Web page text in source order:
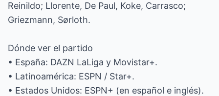
Reinildo; Llorente, De Paul, Koke, Carrasco;
Griezmann, Sørloth.
Dónde ver el partido
• España: DAZN LaLiga y Movistar+.
• Latinoamérica: ESPN / Star+.
• Estados Unidos: ESPN+ (en español e inglés).